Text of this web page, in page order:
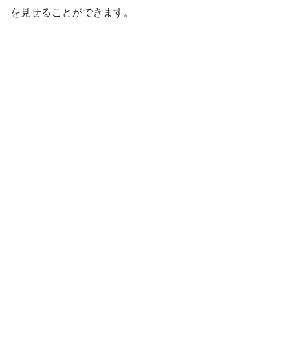
を見せることができます。